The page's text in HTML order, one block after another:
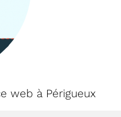
web à Périgueux